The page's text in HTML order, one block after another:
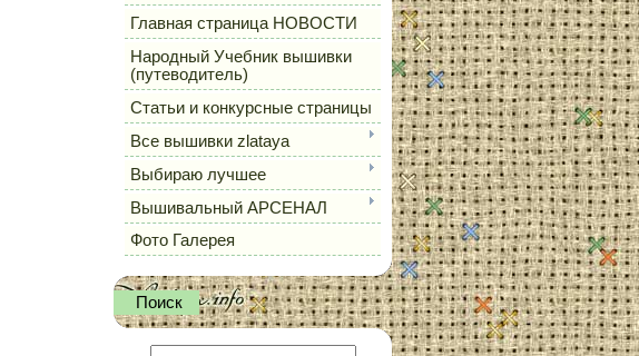
Главная страница НОВОСТИ
Народный Учебник вышивки
(путеводитель)
Статьи и конкурсные страницы
Все вышивки zlataya
Выбираю лучшее
Вышивальный АРСЕНАЛ
Фото Галерея
Поиск